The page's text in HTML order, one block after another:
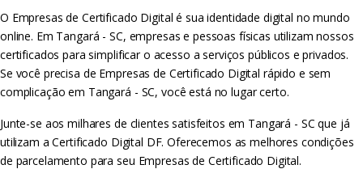
O Empresas de Certificado Digital é sua identidade digital no mundo
online. Em Tangará - SC, empresas e pessoas físicas utilizam nossos
certificados para simplificar o acesso a serviços públicos e privados.
Se você precisa de Empresas de Certificado Digital rápido e sem
complicação em Tangará - SC, você está no lugar certo.
Junte-se aos milhares de clientes satisfeitos em Tangará - SC que já
utilizam a Certificado Digital DF. Oferecemos as melhores condições
de parcelamento para seu Empresas de Certificado Digital.